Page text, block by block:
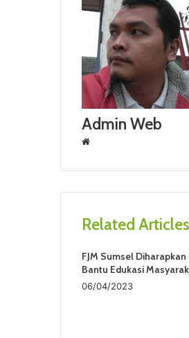
Admin Web
b
e
Related Articles
FJM Sumsel
Bantu Edukasi
06/04/2023